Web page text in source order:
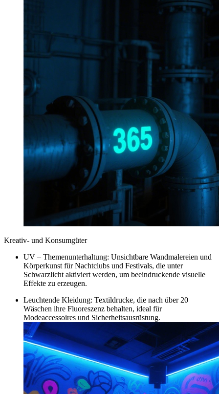
Kreativ- und Konsumgüter
UV – Themenunterhaltung: Unsichtbare Wandmalereien und
Körperkunst für Nachtclubs und Festivals, die unter
Schwarzlicht aktiviert werden, um beeindruckende visuelle
Effekte zu erzeugen.​
Leuchtende Kleidung: Textildrucke, die nach über 20
Wäschen ihre Fluoreszenz behalten, ideal für
Modeaccessoires und Sicherheitsausrüstung.